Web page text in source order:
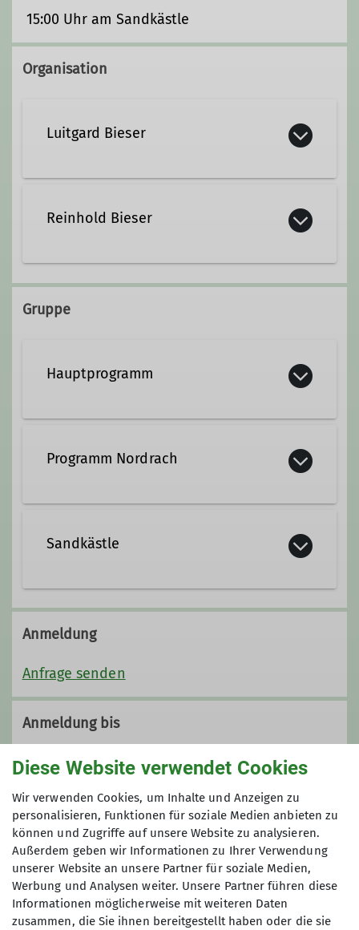
15:00 Uhr am Sandkästle
Organisation
Luitgard Bieser
Reinhold Bieser
Kontakt aufnehmen
Gruppe
Hauptprogramm
Programm Nordrach
Sandkästle
Anmeldung
Anfrage senden
Anmeldung bis
01.04.2026
Maximale Teilnehmeranzahl
12
Diese Website verwendet Cookies
Wir verwenden Cookies, um Inhalte und Anzeigen zu
personalisieren, Funktionen für soziale Medien anbieten zu
können und Zugriffe auf unsere Website zu analysieren.
Außerdem geben wir Informationen zu Ihrer Verwendung
unserer Website an unsere Partner für soziale Medien,
Werbung und Analysen weiter. Unsere Partner führen diese
Informationen möglicherweise mit weiteren Daten
zusammen, die Sie ihnen bereitgestellt haben oder die sie